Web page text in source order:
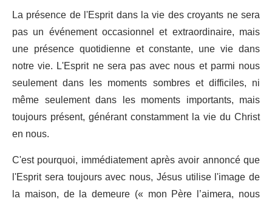
La présence de l'Esprit dans la vie des croyants ne sera
pas un événement occasionnel et extraordinaire, mais
une présence quotidienne et constante, une vie dans
notre vie. L'Esprit ne sera pas avec nous et parmi nous
seulement dans les moments sombres et difficiles, ni
même seulement dans les moments importants, mais
toujours présent, générant constamment la vie du Christ
en nous.
C'est pourquoi, immédiatement après avoir annoncé que
l'Esprit sera toujours avec nous, Jésus utilise l'image de
la maison, de la demeure (« mon Père l’aimera, nous